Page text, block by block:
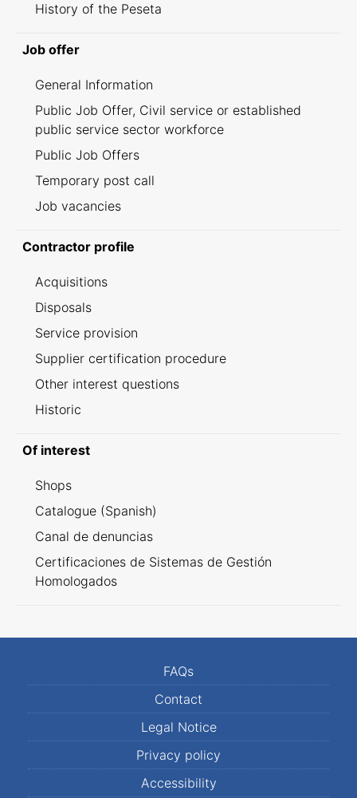
History of the Peseta
Job offer
General Information
Public Job Offer, Civil service or established
public service sector workforce
Public Job Offers
Temporary post call
Job vacancies
Contractor profile
Acquisitions
Disposals
Service provision
Supplier certification procedure
Other interest questions
Historic
Of interest
Shops
Catalogue (Spanish)
Canal de denuncias
Certificaciones de Sistemas de Gestión
Homologados
FAQs
Contact
Legal Notice
Privacy policy
Accessibility